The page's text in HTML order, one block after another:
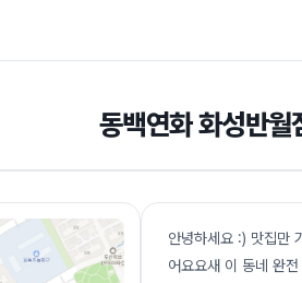
동백연화 화성반월
안녕하세요 :) 맛집만
어요요새 이 동네 완